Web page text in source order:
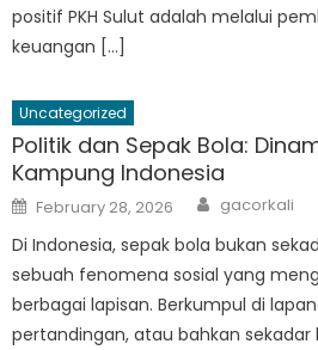
positif PKH Sulut adalah melalui
keuangan […]
Uncategorized
Politik dan Sepak Bola:
Kampung Indonesia
Posted
on
February 28, 2026 Author
gacorkali
Di Indonesia, sepak bola bukan
sebuah fenomena sosial yang
berbagai lapisan. Berkumpul di
pertandingan, atau bahkan